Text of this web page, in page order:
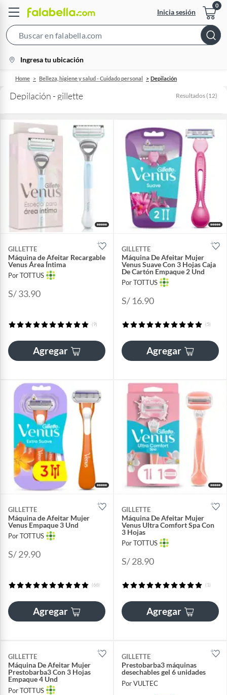
Inicia sesión
Bar
location-
icon
Ingresa tu ubicación
Home Belleza, higiene y salud - Cuidado personal Depilación
Depilación - gillette Resultados (12)
GILLETTE
Máquina de Afeitar Recargable
Venus Área Íntima
Por TOTTUS
S/ 33.90
(9)
Agregar
GILLETTE
Máquina De Afeitar Mujer
Venus Suave Con 3 Hojas Caja
De Cartón Empaque 2 Und
Por TOTTUS
S/ 16.90
(5)
Agregar
GILLETTE
Máquina de Afeitar Mujer
Venus Empaque 3 Und
Por TOTTUS
S/ 29.90
(66)
Agregar
GILLETTE
Máquina De Afeitar Mujer
Venus Ultra Comfort Spa Con
3 Hojas
Por TOTTUS
S/ 28.90
(1)
Agregar
GILLETTE
Máquina De Afeitar Mujer
Prestobarba3 Con 3 Hojas
Empaque 4 Und
Por TOTTUS
GILLETTE
Prestobarba3 máquinas
desechables gel 6 unidades
Por VULTEC